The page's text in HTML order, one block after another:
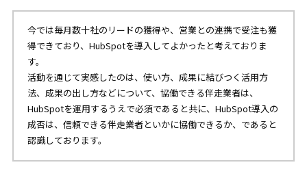
今では毎月数十社のリードの獲得や、営業との連携で受注も獲
得できており、HubSpotを導入してよかったと考えておりま
す。
活動を通じて実感したのは、使い方、成果に結びつく活用方
法、成果の出し方などについて、協働できる伴走業者は、
HubSpotを運用するうえで必須であると共に、HubSpot導入の
成否は、信頼できる伴走業者といかに協働できるか、であると
認識しております。